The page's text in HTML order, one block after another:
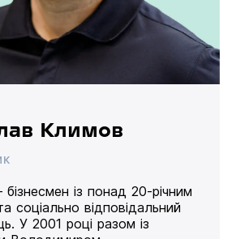
Климов
бізнесмен із понад 20-річним
соціально відповідальний
У 2001 році разом із